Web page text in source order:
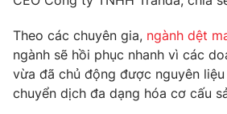
Cơ quan chủ quản:Đài Truyền hình Việt
Cơ quan báo chí:Thời báo VTV
Giấy phép hoạt động báo in và báo
cấp ngày 29/12/2023
Theo các chuyên gia, ngành dệt
ngành sẽ hồi phục nhanh vì các
vừa đã chủ động được nguyên
chuyển dịch đa dạng hóa cơ cấu